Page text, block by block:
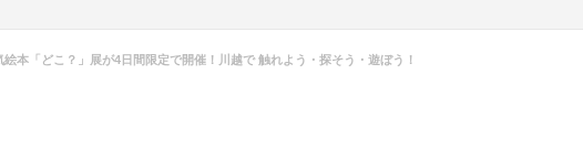
本「どこ？」展が4日間限定で開催！川越で 触れよう・探そう・遊ぼう！